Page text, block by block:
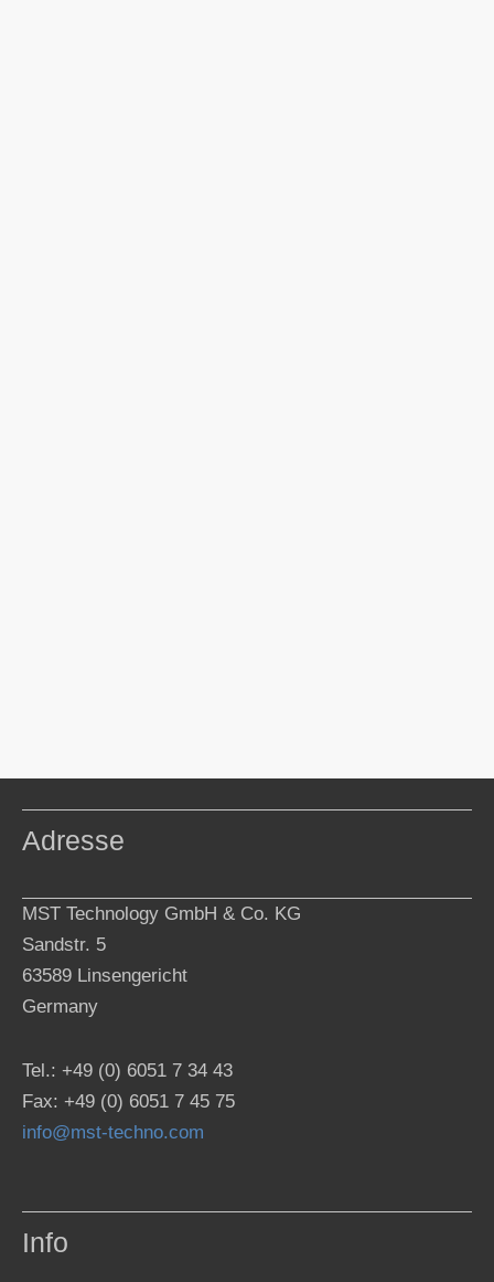
Adresse
MST Technology GmbH & Co. KG
Sandstr. 5
63589 Linsengericht
Germany
Tel.: +49 (0) 6051 7 34 43
Fax: +49 (0) 6051 7 45 75
info@mst-techno.com
Info